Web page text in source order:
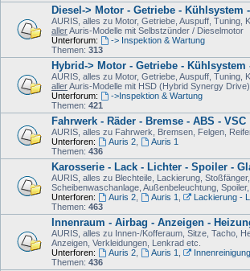
Diesel-> Motor - Getriebe - Kühlsystem
AURIS, alles zu Motor, Getriebe, Auspuff, Tuning,
allerAuris-Modelle mit Selbstzünder / Dieselmotor
Unterforum:
-> Inspektion & Wartung
Themen: 313
Hybrid-> Motor - Getriebe - Kühlsystem
AURIS, alles zu Motor, Getriebe, Auspuff, Tuning,
allerAuris-Modelle mit HSD (Hybrid Synergy Drive)
Unterforum:
->Inspektion & Wartung
Themen: 421
Fahrwerk - Räder - Bremse - ABS - VSC
AURIS, alles zu Fahrwerk, Bremsen, Felgen,
Unterforen:
Auris 2,
Auris 1
Themen: 436
Karosserie - Lack - Lichter - Spoiler -
AURIS, alles zu Blechteile, Lackierung,
Scheibenwaschanlage, Außenbeleuchtung, Spoiler,
Unterforen:
Auris 2, Auris 1
Lackierung -
Themen: 463
Innenraum - Airbag - Anzeigen -
AURIS, alles zu Innen-/Kofferaum, Sitze, Tacho,
Anzeigen, Verkleidungen, Lenkrad etc.
Unterforen:
Auris 2, Auris 1
Themen: 436